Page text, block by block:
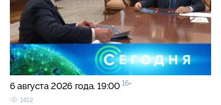
6 августа 2026 года. 19:00 16+
1612